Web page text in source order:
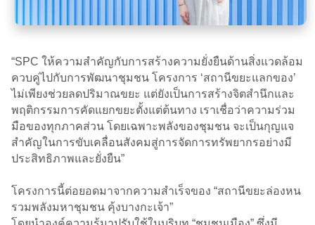
“SPC ให้ความสำคัญกับการสร้างความยั่งยืนด้านสิ่งแวดล้อม
ควบคู่ไปกับการพัฒนาชุมชน โครงการ ‘สถานีขยะแลกของ’
ไม่เพียงช่วยลดปริมาณขยะ แต่ยังเป็นการสร้างจิตสำนึกและ
พฤติกรรมการคัดแยกขยะตั้งแต่ต้นทาง เราเชื่อว่าความร่วม
มือของทุกภาคส่วน โดยเฉพาะพลังของชุมชน จะเป็นกุญแจ
สำคัญในการขับเคลื่อนสังคมสู่การจัดการทรัพยากรอย่างมี
ประสิทธิภาพและยั่งยืน”
โครงการนี้ต่อยอดมาจากความสำเร็จของ “สถานีขยะล่องหน
รวมพลังมหาชุมชน คุ้งบางกะเจ้า”